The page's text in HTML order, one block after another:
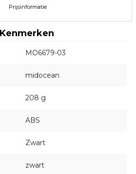
Prijsinformatie
Kenmerken
MO6679-03
midocean
208 g
ABS
Zwart
zwart